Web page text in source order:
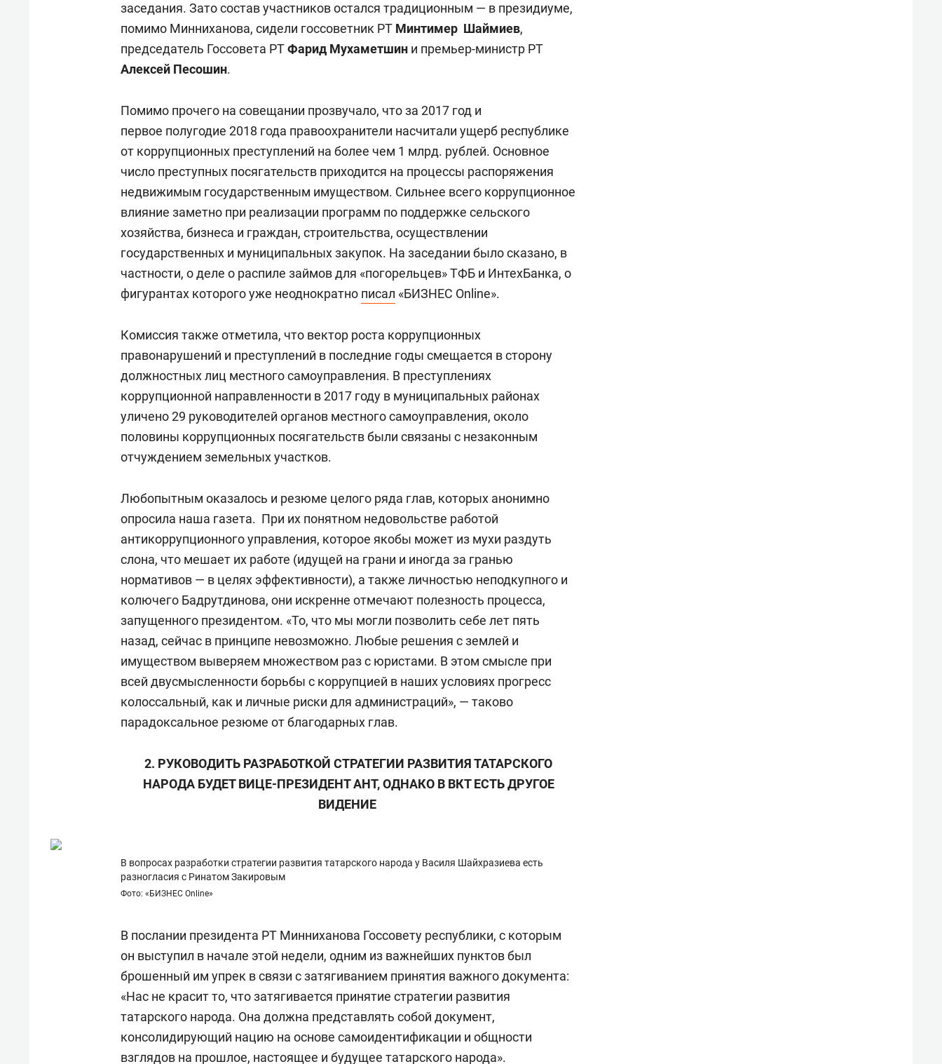
заседания. Зато состав участников остался традиционным — в президиуме,
помимо Минниханова, сидели госсоветник РТ Минтимер Шаймиев,
председатель Госсовета РТФарид Мухаметшин и премьер-министр РТ
Алексей Песошин.
Помимо прочего на совещании прозвучало, что за 2017 год и
первое полугодие 2018 года правоохранители насчитали ущерб республике
от коррупционных преступлений на более чем 1 млрд. рублей. Основное
число преступных посягательств приходится на процессы распоряжения
недвижимым государственным имуществом. Сильнее всего коррупционное
влияние заметно при реализации программ по поддержке сельского
хозяйства, бизнеса и граждан, строительства, осуществлении
государственных и муниципальных закупок. На заседании было сказано, в
частности, о деле о распиле займов для «погорельцев» ТФБ и ИнтехБанка, о
фигурантах которого уже неоднократно писал «БИЗНЕС Online».
Комиссия также отметила, что вектор роста коррупционных
правонарушений и преступлений в последние годы смещается в сторону
должностных лиц местного самоуправления. В преступлениях
коррупционной направленности в 2017 году в муниципальных районах
уличено 29 руководителей органов местного самоуправления, около
половины коррупционных посягательств были связаны с незаконным
отчуждением земельных участков.
Любопытным оказалось и резюме целого ряда глав, которых анонимно
опросила наша газета. При их понятном недовольстве работой
антикоррупционного управления, которое якобы может из мухи раздуть
слона, что мешает их работе (идущей на грани и иногда за гранью
нормативов — в целях эффективности), а также личностью неподкупного и
колючего Бадрутдинова, они искренне отмечают полезность процесса,
запущенного президентом. «То, что мы могли позволить себе лет пять
назад, сейчас в принципе невозможно. Любые решения с землей и
имуществом выверяем множеством раз с юристами. В этом смысле при
всей двусмысленности борьбы с коррупцией в наших условиях прогресс
колоссальный, как и личные риски для администраций», — таково
парадоксальное резюме от благодарных глав.
2. РУКОВОДИТЬ РАЗРАБОТКОЙ СТРАТЕГИИ РАЗВИТИЯ ТАТАРСКОГО
НАРОДА БУДЕТ ВИЦЕ-ПРЕЗИДЕНТ АНТ, ОДНАКО В ВКТ ЕСТЬ ДРУГОЕ
ВИДЕНИЕ
В вопросах разработки стратегии развития татарского народа у Василя Шайхразиева есть
разногласия с Ринатом Закировым
Фото: «БИЗНЕС Online»
В послании президента РТ Минниханова Госсовету республики, с которым
он выступил в начале этой недели, одним из важнейших пунктов был
брошенный им упрек в связи с затягиванием принятия важного документа:
«Нас не красит то, что затягивается принятие стратегии развития
татарского народа. Она должна представлять собой документ,
консолидирующий нацию на основе самоидентификации и общности
взглядов на прошлое, настоящее и будущее татарского народа».